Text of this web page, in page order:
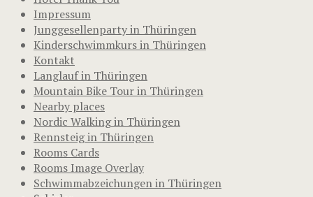
Impressum
Junggesellenparty in Thüringen
Kinderschwimmkurs in Thüringen
Kontakt
Langlauf in Thüringen
Mountain Bike Tour in Thüringen
Nearby places
Nordic Walking in Thüringen
Rennsteig in Thüringen
Rooms Cards
Rooms Image Overlay
Schwimmabzeichungen in Thüringen